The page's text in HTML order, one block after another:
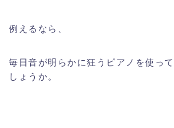
例えるなら、
毎日音が明らかに狂うピアノを使っ
しょうか。